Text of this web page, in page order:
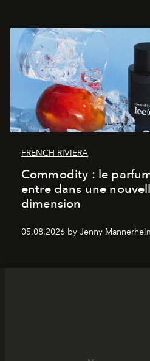
FRENCH RIVIERA
Commodity : le
entre dans une
dimension
05.08.2026 by Jenny